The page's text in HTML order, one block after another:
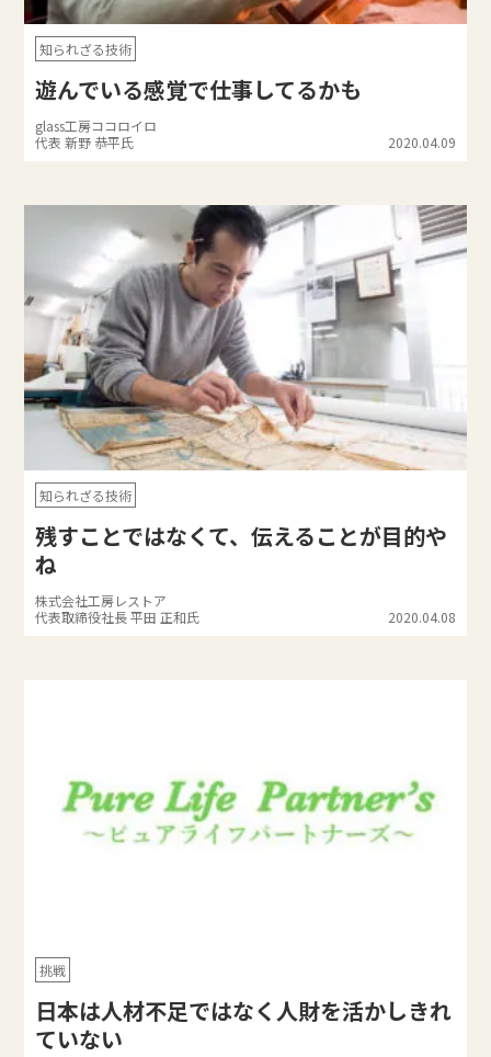
知られざる技術
遊んでいる感覚で仕事してるかも
glass工房ココロイロ
代表 新野 恭平氏
2020.04.09
知られざる技術
残すことではなくて、伝えることが目的や
ね
株式会社工房レストア
代表取締役社長 平田 正和氏
2020.04.08
挑戦
日本は人材不足ではなく人財を活かしきれ
ていない